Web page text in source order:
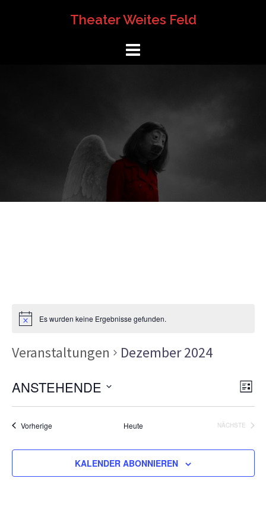
Theater Weites Feld
Es wurden keine Ergebnisse gefunden.
Veranstaltungen Dezember 2024
LISTE
ANSTEHENDE
Datum
wählen.
VorherigeVeranstaltungen Heute
NÄCHSTE
KALENDER ABONNIEREN